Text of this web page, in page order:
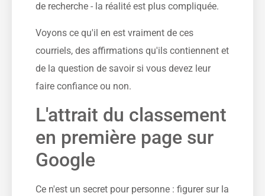
de recherche - la réalité est plus compliquée.
Voyons ce qu'il en est vraiment de ces
courriels, des affirmations qu'ils contiennent et
de la question de savoir si vous devez leur
faire confiance ou non.
L'attrait du classement
en première page sur
Google
Ce n'est un secret pour personne : figurer sur la